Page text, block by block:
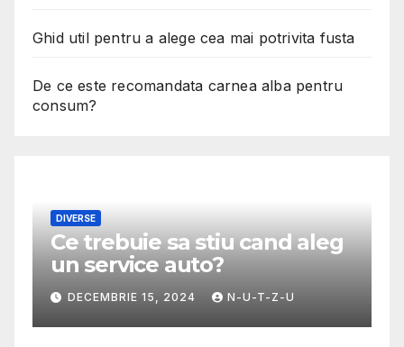
Ghid util pentru a alege cea mai potrivita fusta
De ce este recomandata carnea alba pentru
consum?
DIVERSE
Ce trebuie sa stiu cand aleg
un service auto?
DECEMBRIE 15, 2024 N-U-T-Z-U